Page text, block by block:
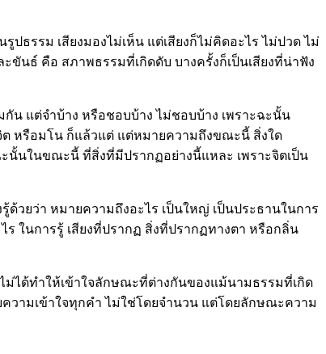
รรม เสียงมองไม่เห็น แต่เสียงก็ไม่คิดอะไร ไม่ปวด ไม่
ขันธ์ คือ สภาพธรรมที่เกิดดับ บางครั้งก็เป็นเสียงที่น่าฟัง
แต่จำบ้าง หรือชอบบ้าง ไม่ชอบบ้าง เพราะฉะนั้น
หรือมโน ก็แล้วแต่ แต่หมายความถึงขณะนี้ สิ่งใด
นั้นในขณะนี้ ที่สิ่งที่มีปรากฏอย่างนี้แหละ เพราะจิตเป็น
ด้วยว่า หมายความถึงอะไร เป็นใหญ่ เป็นประธานในการ
ในการรู้ เสียงที่ปรากฏ สิ่งที่ปรากฏทางตา หรือกลิ่น
ม่ได้ทำให้เข้าใจลักษณะที่ต่างกันของแม้นามธรรมที่เกิด
ามเข้าใจทุกคำ ไม่ใช่โดยจำนวน แต่โดยลักษณะความ